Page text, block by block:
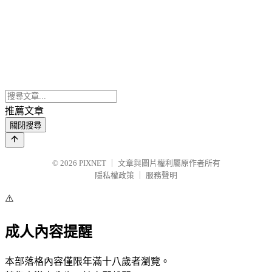
推薦文章
關閉搜尋
© 2026 PIXNET
文章與圖片權利屬原作者所有
隱私權政策
服務聲明
⚠️
成人內容提醒
本部落格內容僅限年滿十八歲者瀏覽。